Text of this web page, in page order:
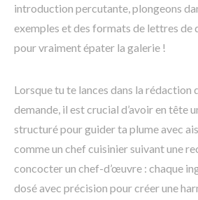
introduction percutante, plongeons
exemples et des formats de lettres de
pour vraiment épater la galerie !
Lorsque tu te lances dans la rédaction
demande, il est crucial d’avoir en tête
structuré pour guider ta plume avec
comme un chef cuisinier suivant une
concocter un chef-d’œuvre : chaque
dosé avec précision pour créer une